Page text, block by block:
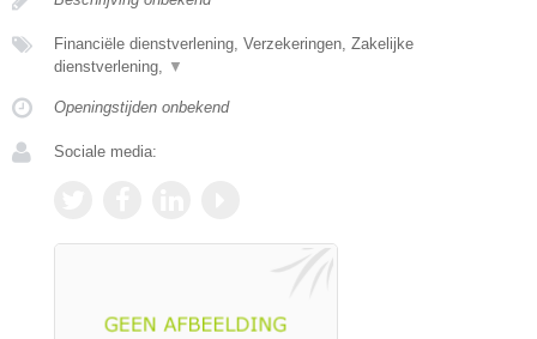
Financiële dienstverlening, Verzekeringen, Zakelijke
dienstverlening, ▼
Openingstijden onbekend
Sociale media: